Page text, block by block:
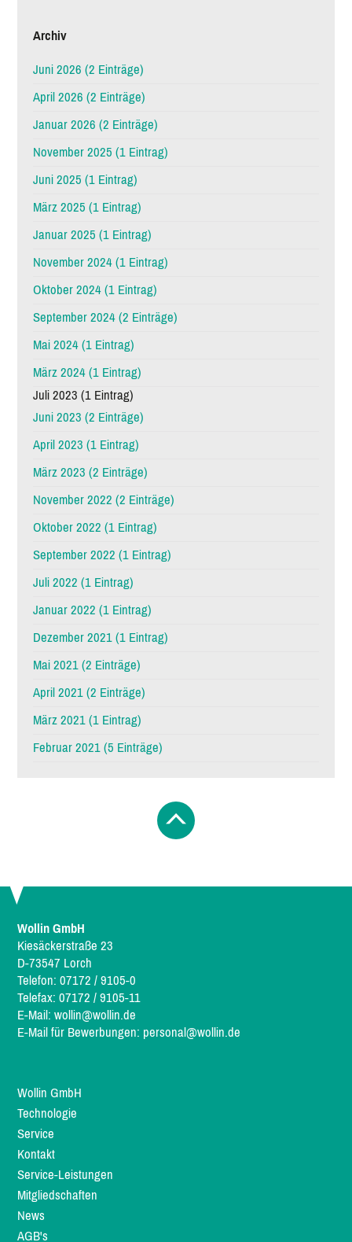
Archiv
Juni 2026 (2 Einträge)
April 2026 (2 Einträge)
Januar 2026 (2 Einträge)
November 2025 (1 Eintrag)
Juni 2025 (1 Eintrag)
März 2025 (1 Eintrag)
Januar 2025 (1 Eintrag)
November 2024 (1 Eintrag)
Oktober 2024 (1 Eintrag)
September 2024 (2 Einträge)
Mai 2024 (1 Eintrag)
März 2024 (1 Eintrag)
Juli 2023 (1 Eintrag)
Juni 2023 (2 Einträge)
April 2023 (1 Eintrag)
März 2023 (2 Einträge)
November 2022 (2 Einträge)
Oktober 2022 (1 Eintrag)
September 2022 (1 Eintrag)
Juli 2022 (1 Eintrag)
Januar 2022 (1 Eintrag)
Dezember 2021 (1 Eintrag)
Mai 2021 (2 Einträge)
April 2021 (2 Einträge)
März 2021 (1 Eintrag)
Februar 2021 (5 Einträge)
Wollin GmbH
Kiesäckerstraße 23
D-73547 Lorch
Telefon: 07172 / 9105-0
Telefax: 07172 / 9105-11
E-Mail:wollin@wollin.de
E-Mail für Bewerbungen:personal@wollin.de
Wollin GmbH
Technologie
Service
Kontakt
Service-Leistungen
Mitgliedschaften
News
AGB's